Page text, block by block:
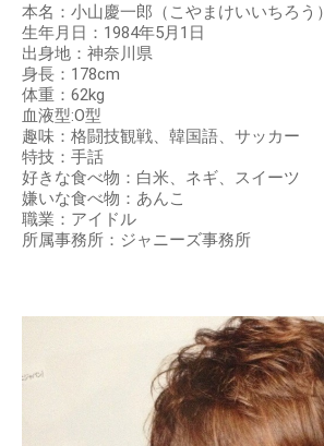
本名：小山慶一郎（こやまけいいちろう）
生年月日：1984年5月1日
出身地：神奈川県
身長：178cm
体重：62kg
血液型:O型
趣味：格闘技観戦、韓国語、サッカー
特技：手話
好きな食べ物：白米、ネギ、スイーツ
嫌いな食べ物：あんこ
職業：アイドル
所属事務所：ジャニーズ事務所